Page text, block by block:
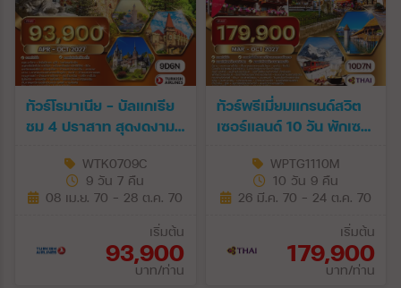
ทัวร์โรมาเนีย - บัลแกเรีย
ชม 4 ปราสาท สุดงดงาม
WTK0709C
9 วัน 7 คืน
08 เม.ย. 70 - 28 ต.ค. 70
เริ่มต้น
93,900
บาท/ท่าน
ทัวร์พรีเมี่ยมแกรนด์สวิต
เซอร์แลนด์ 10 วัน พักเซ
WPTG1110M
10 วัน 9 คืน
26 มี.ค. 70 - 24 ต.ค. 70
เริ่มต้น
179,900
บาท/ท่าน